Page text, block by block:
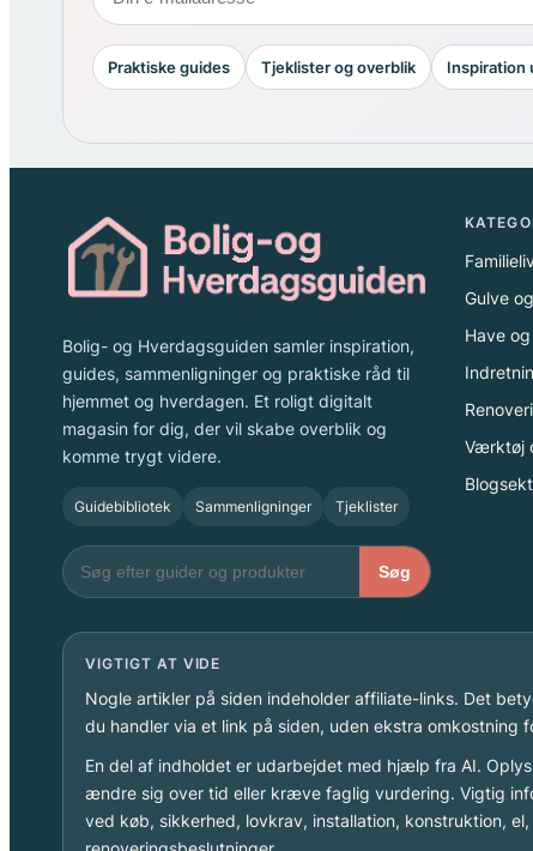
Praktiske guides Tjeklister og overblik Inspiration
Bolig- og Hverdagsguiden samler inspiration,
guides, sammenligninger og praktiske råd til
hjemmet og hverdagen. Et roligt digitalt
magasin for dig, der vil skabe overblik og
komme trygt videre.
Guidebibliotek Sammenligninger Tjeklister
Søg
Gulve
Have
Værktøj
VIGTIGT AT VIDE
Nogle artikler på siden indeholder affiliate-links. Det
du handler via et link på siden, uden ekstra omkostning
En del af indholdet er udarbejdet med hjælp fra AI.
ændre sig over tid eller kræve faglig vurdering. Vigtig
ved køb, sikkerhed, lovkrav, installation, konstruktion,